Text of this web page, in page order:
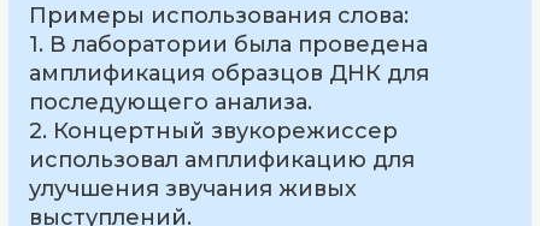
Примеры использования слова:
1. В лаборатории была проведена
амплификация образцов ДНК для
последующего анализа.
2. Концертный звукорежиссер
использовал амплификацию для
улучшения звучания живых
выступлений.